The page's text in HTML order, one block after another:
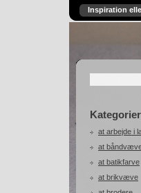
Inspiration
Kategorier
at arbejde i
at
at batikfarve
at brikvæve